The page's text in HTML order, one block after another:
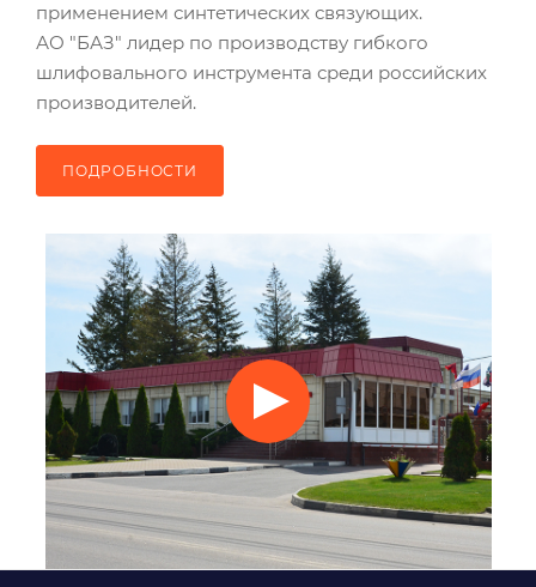
применением синтетических связующих.
АО "БАЗ" лидер по производству гибкого
шлифовального инструмента среди российских
производителей.
ПОДРОБНОСТИ